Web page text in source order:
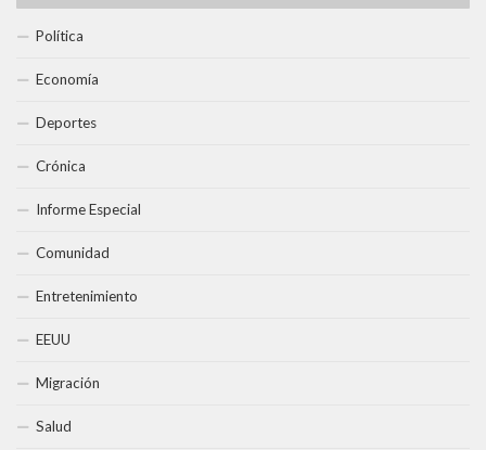
Política
Economía
Deportes
Crónica
Informe Especial
Comunidad
Entretenimiento
EEUU
Migración
Salud